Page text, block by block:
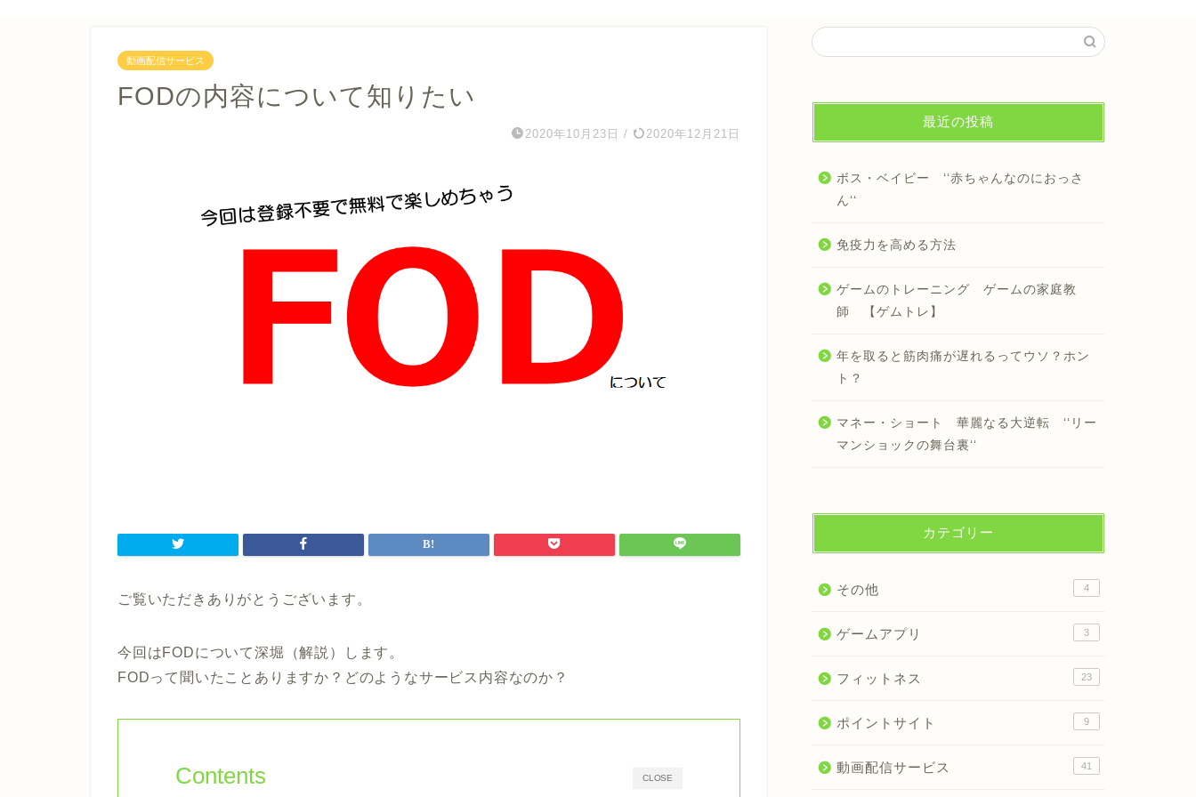
動画配信サービス
FODの内容について知りたい
2020年10月23日 / 2020年12月21日
ご覧いただきありがとうございます。
今回はFODについて深堀（解説）します。
FODって聞いたことありますか？どのようなサービス内容なのか？
CLOSE
Contents
最近の投稿
ボス・ベイビー ‘‘赤ちゃんなのにおっさ
ん‘‘
免疫力を高める方法
ゲームのトレーニング ゲームの家庭教
師 【ゲムトレ】
年を取ると筋肉痛が遅れるってウソ？ホン
ト？
マネー・ショート 華麗なる大逆転 ‘‘リー
マンショックの舞台裏‘‘
カテゴリー
その他 4
ゲームアプリ 3
フィットネス 23
ポイントサイト 9
動画配信サービス 41